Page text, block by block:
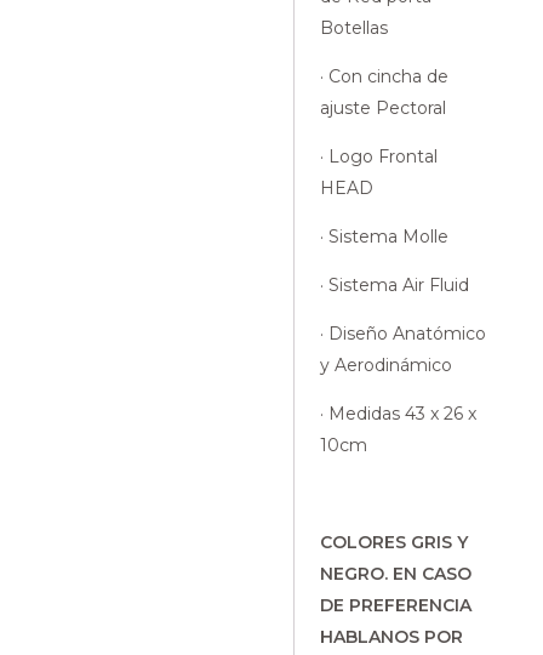
Botellas
· Con cincha de
ajuste Pectoral
· Logo Frontal
HEAD
· Sistema Molle
· Sistema Air Fluid
· Diseño Anatómico
y Aerodinámico
· Medidas 43 x 26 x
10cm
COLORES GRIS Y
NEGRO. EN CASO
DE PREFERENCIA
HABLANOS POR